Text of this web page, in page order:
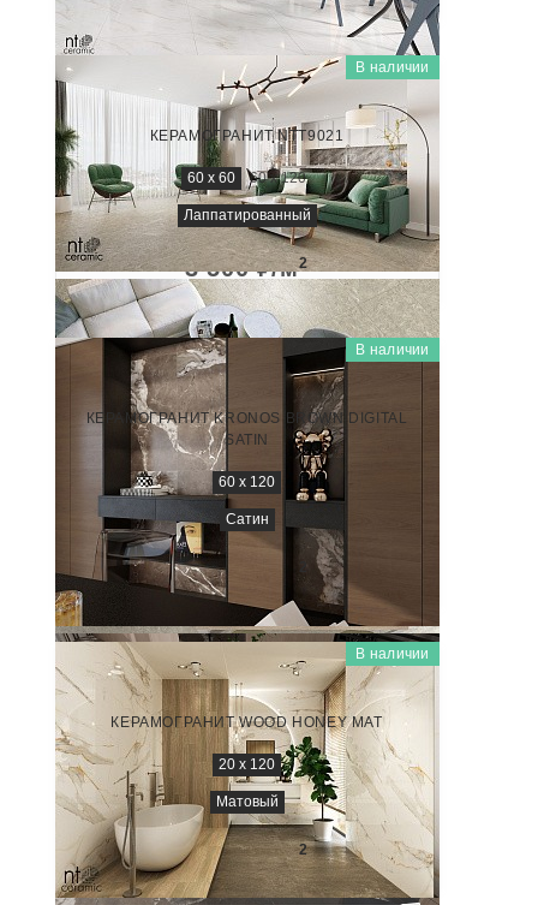
В наличии
QUANTA GREY
NS6NTT9021L
КЕРАМОГРАНИТ NTT9021
60 x 60 60 x 120
Лаппатированный
3 500 ₽/м2
В наличии
RIVERSTONE
NTT9357DS
КЕРАМОГРАНИТ KRONOS BROWN DIGITAL
SATIN
60 x 120
Сатин
3 450
В наличии
NTT92313M
КЕРАМОГРАНИТ WOOD HONEY MAT
20 х 120
Матовый
3 100 ₽/м2